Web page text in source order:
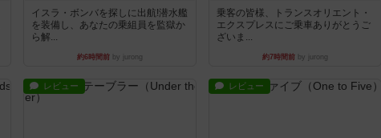
イスラ・ボンバを探しに出航!潜水艦
を装備し、あなたの乗組員を監獄か
ら解...
約6時間前 by jurong
乗客の皆様、トランスオリエント・
エクスプレスにご乗車ありがとうご
ざいま...
約7時間前 by jurong
レビュー レビュー